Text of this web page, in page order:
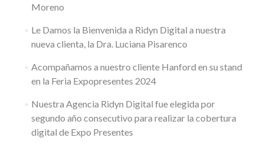
Moreno
Le Damos la Bienvenida a Ridyn Digital a nuestra
nueva clienta, la Dra. Luciana Pisarenco
Acompañamos a nuestro cliente Hanford en su stand
en la Feria Expopresentes 2024
Nuestra Agencia Ridyn Digital fue elegida por
segundo año consecutivo para realizar la cobertura
digital de Expo Presentes